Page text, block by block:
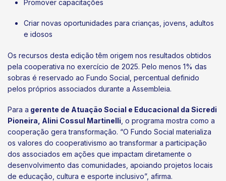
Promover capacitações
Criar novas oportunidades para crianças, jovens, adultos
e idosos
Os recursos desta edição têm origem nos resultados obtidos
pela cooperativa no exercício de 2025. Pelo menos 1% das
sobras é reservado ao Fundo Social, percentual definido
pelos próprios associados durante a Assembleia.
Para a gerente de Atuação Social e Educacional da Sicredi
Pioneira, Alini Cossul Martinelli , o programa mostra como a
cooperação gera transformação. “O Fundo Social materializa
os valores do cooperativismo ao transformar a participação
dos associados em ações que impactam diretamente o
desenvolvimento das comunidades, apoiando projetos locais
de educação, cultura e esporte inclusivo”, afirma.